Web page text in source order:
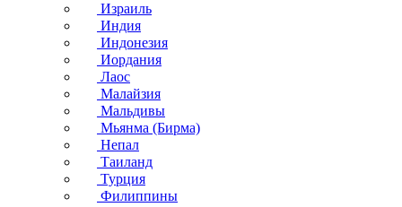
Израиль
Индия
Индонезия
Иордания
Лаос
Малайзия
Мальдивы
Мьянма (Бирма)
Непал
Таиланд
Турция
Филиппины